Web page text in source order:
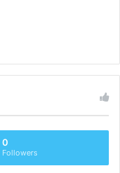
0
Followers